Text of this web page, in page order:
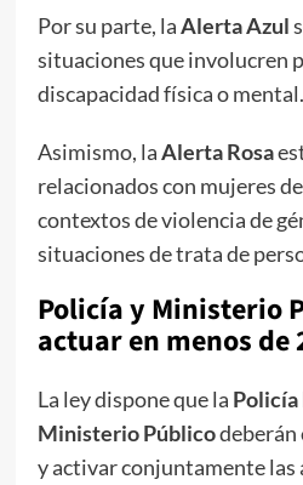
Por su parte, laAlerta Azul
situaciones que involucren
discapacidad física o mental.
Asimismo, laAlerta Rosa
relacionados con mujeres
contextos de violencia de
situaciones de trata de
Policía y Ministerio
actuar en menos de
La ley dispone que la Policía
Ministerio Públicodeberán
y activar conjuntamente las